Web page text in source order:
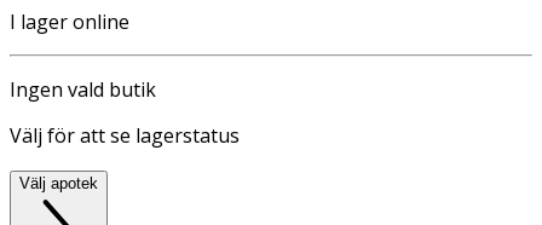
I lager online
Ingen vald butik
Välj för att se lagerstatus
Välj apotek